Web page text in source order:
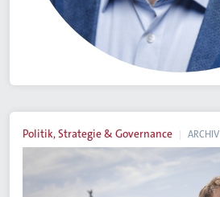
Politik, Strategie & Governance ARCHIV